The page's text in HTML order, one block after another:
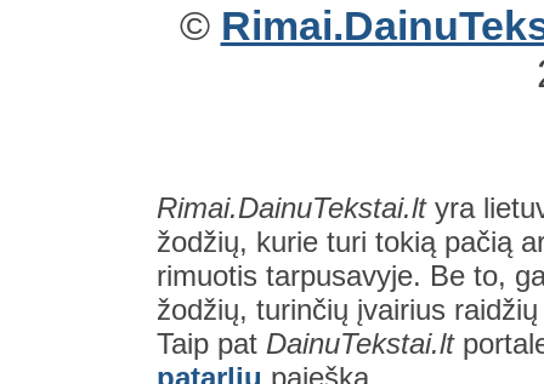
©
Rimai.DainuTekstai.ltyra
žodžių, kurie turi tokią pačią
rimuotis tarpusavyje. Be to,
žodžių, turinčių įvairius
Taip pat DainuTekstai.lt
patarlių paieška.